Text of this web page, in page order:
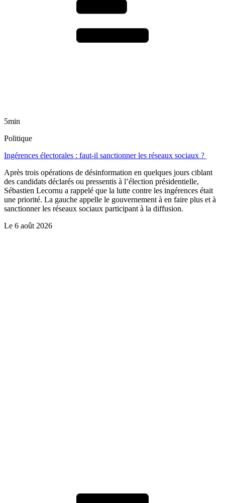
5min
Politique
Ingérences électorales : faut-il sanctionner les réseaux sociaux ?
Après trois opérations de désinformation en quelques jours ciblant
des candidats déclarés ou pressentis à l’élection présidentielle,
Sébastien Lecornu a rappelé que la lutte contre les ingérences était
une priorité. La gauche appelle le gouvernement à en faire plus et à
sanctionner les réseaux sociaux participant à la diffusion.
Le 6 août 2026